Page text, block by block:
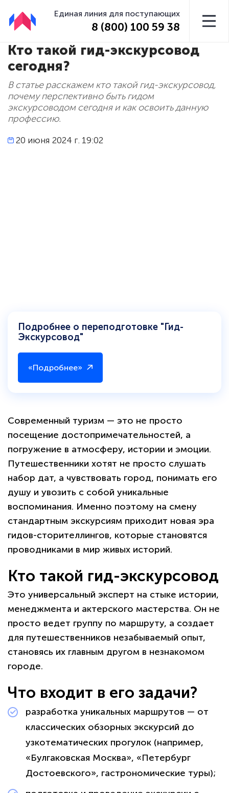
Единая линия для поступающих
8 (800) 100 59 38
Кто такой гид-экскурсовод
сегодня?
В статье расскажем кто такой гид-экскурсовод,
почему перспективно быть гидом
экскурсоводом сегодня и как освоить данную
профессию.
20 июня 2024 г. 19:02
Подробнее о переподготовке "Гид-
Экскурсовод"
«Подробнее»
Современный туризм — это не просто
посещение достопримечательностей, а
погружение в атмосферу, истории и эмоции.
Путешественники хотят не просто слушать
набор дат, а чувствовать город, понимать его
душу и увозить с собой уникальные
воспоминания. Именно поэтому на смену
стандартным экскурсиям приходит новая эра
гидов-сторителлингов, которые становятся
проводниками в мир живых историй.
Кто такой гид-экскурсовод
Это универсальный эксперт на стыке истории,
менеджмента и актерского мастерства. Он не
просто ведет группу по маршруту, а создает
для путешественников незабываемый опыт,
становясь их главным другом в незнакомом
городе.
Что входит в его задачи?
разработка уникальных маршрутов — от
классических обзорных экскурсий до
узкотематических прогулок (например,
«Булгаковская Москва», «Петербург
Достоевского», гастрономические туры);